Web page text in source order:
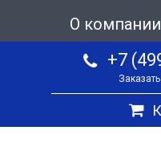
О компании
+7